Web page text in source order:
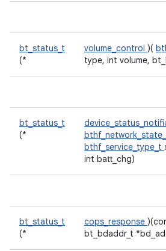
bt_status_t
(*
volume_control )(
type, int volume,
bt_status_t
(*
bthf_service_type_t
int batt_chg)
bt_status_t
(*
cops_response
bt_bdaddr_t